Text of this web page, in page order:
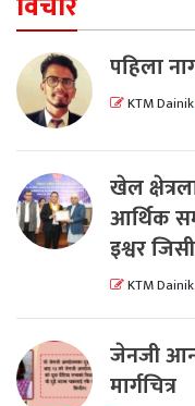
पहिला
KTM Dainik
खेल
आर्थिक
इश्वर जिसी
KTM Dainik
जेनजी
मार्गचित्र